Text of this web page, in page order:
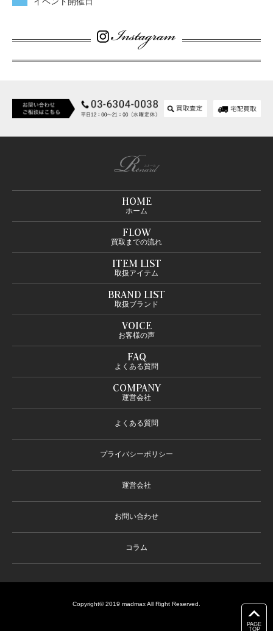
HOME
ホーム
FLOW
買取までの流れ
ITEM LIST
取扱アイテム
BRAND LIST
取扱ブランド
VOICE
お客様の声
FAQ
よくある質問
COMPANY
運営会社
よくある質問
プライバシーポリシー
運営会社
お問い合わせ
コラム
Copyright© 2019 madmax All Right Reserved.
PAGE
TOP